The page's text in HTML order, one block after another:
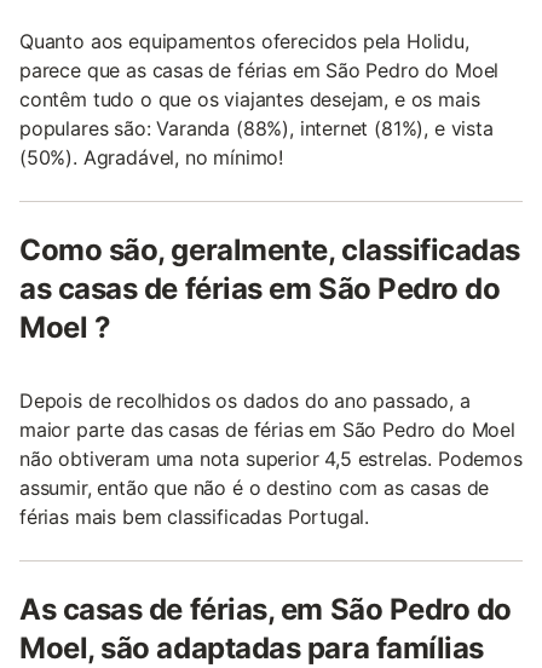
Quanto aos equipamentos oferecidos pela Holidu,
parece que as casas de férias em São Pedro do Moel
contêm tudo o que os viajantes desejam, e os mais
populares são: Varanda (88%), internet (81%), e vista
(50%). Agradável, no mínimo!
Como são, geralmente, classificadas
as casas de férias em São Pedro do
Moel ?
Depois de recolhidos os dados do ano passado, a
maior parte das casas de férias em São Pedro do Moel
não obtiveram uma nota superior 4,5 estrelas. Podemos
assumir, então que não é o destino com as casas de
férias mais bem classificadas Portugal.
As casas de férias, em São Pedro do
Moel, são adaptadas para famílias